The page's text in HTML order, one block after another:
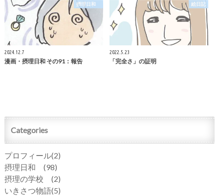
摂理日和
2024.12.7
漫画・摂理日和 その91：報告
絵日記
2022.5.23
「完全さ」の証明
Categories
プロフィール(2)
摂理日和 (98)
摂理の学校 (2)
いきさつ物語(5)